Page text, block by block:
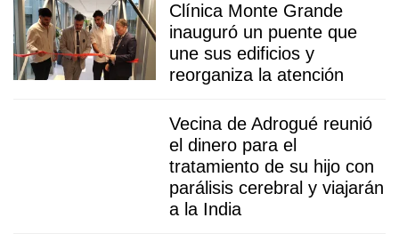
Clínica Monte Grande
inauguró un puente que
une sus edificios y
reorganiza la atención
Vecina de Adrogué reunió
el dinero para el
tratamiento de su hijo con
parálisis cerebral y viajarán
a la India